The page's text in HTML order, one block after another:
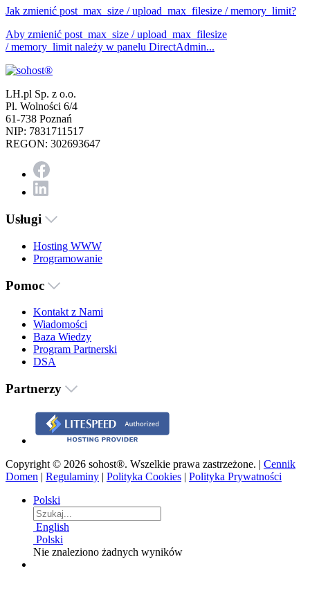
Jak zmienić post_max_size / upload_max_filesize / memory_limit?
Aby zmienić post_max_size / upload_max_filesize
/ memory_limit należy w panelu DirectAdmin...
LH.pl Sp. z o.o.
Pl. Wolności 6/4
61-738 Poznań
NIP: 7831711517
REGON: 302693647
Usługi
Hosting WWW
Programowanie
Pomoc
Kontakt z Nami
Wiadomości
Baza Wiedzy
Program Partnerski
DSA
Partnerzy
Copyright © 2026 sohost®. Wszelkie prawa zastrzeżone. | Cennik
Domen | Regulaminy | Polityka Cookies | Polityka Prywatności
Polski
English
Polski
Nie znaleziono żadnych wyników